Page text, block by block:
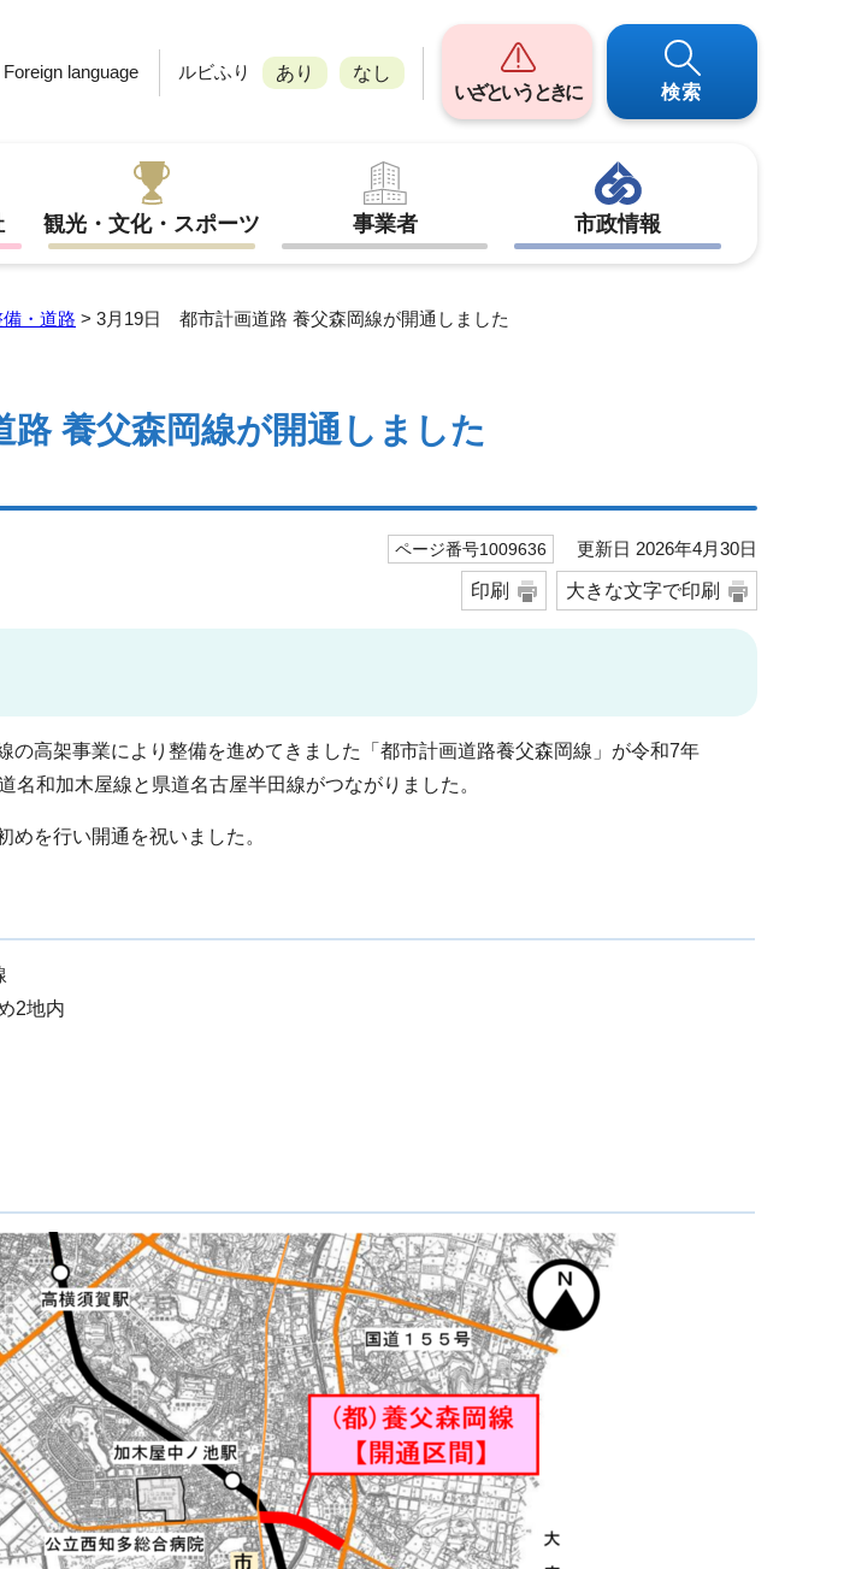
Foreign language ルビふり あり
なし
いざというときに
検索
観光・文化・スポーツ 事業者 市政情報
・道路 > 3月19日 都市計画道路 養父森岡線が開通しました
養父森岡線が開通しました
ページ番号1009636 更新日 2026年4月30日
印刷 大きな文字で印刷
の高架事業により整備を進めてきました「都市計画道路養父森岡線」が令和7年
名和加木屋線と県道名古屋半田線がつながりました。
を行い開通を祝いました。
2地内